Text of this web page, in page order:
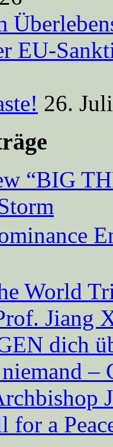
EU-
26.
“BIG
World
Jiang
dich
–
a